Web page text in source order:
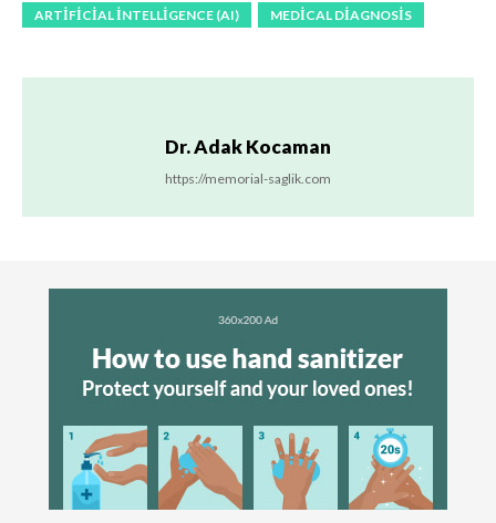
ARTIFICIAL INTELLIGENCE (AI) MEDICAL DIAGNOSIS
Dr. Adak Kocaman
https://memorial-saglik.com